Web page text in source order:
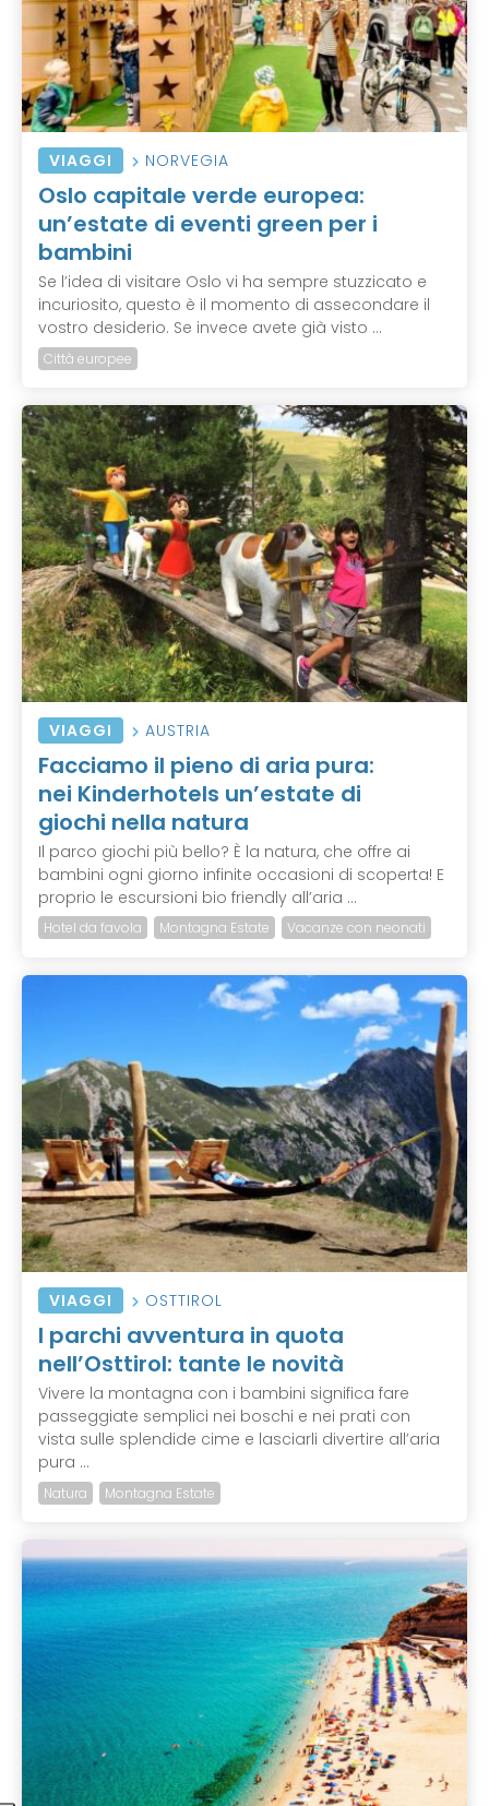
VIAGGI NORVEGIA
Oslo capitale verde europea:
un’estate di eventi green per i
bambini
Se l’idea di visitare Oslo vi ha sempre stuzzicato e
incuriosito, questo è il momento di assecondare il
vostro desiderio. Se invece avete già visto ...
Città europee
VIAGGI AUSTRIA
Facciamo il pieno di aria pura:
nei Kinderhotels un’estate di
giochi nella natura
Il parco giochi più bello? È la natura, che offre ai
bambini ogni giorno infinite occasioni di scoperta! E
proprio le escursioni bio friendly all’aria ...
Hotel da favola Montagna Estate Vacanze con neonati
VIAGGI OSTTIROL
I parchi avventura in quota
nell’Osttirol: tante le novità
Vivere la montagna con i bambini significa fare
passeggiate semplici nei boschi e nei prati con
vista sulle splendide cime e lasciarli divertire all’aria
pura ...
Natura Montagna Estate